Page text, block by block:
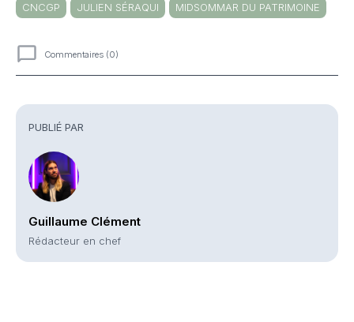
PUBLIÉ PAR
Guillaume Clément
Rédacteur en chef
CNCGP JULIEN SÉRAQUI MIDSOMMAR DU PATRIMOINE
Commentaires (0)